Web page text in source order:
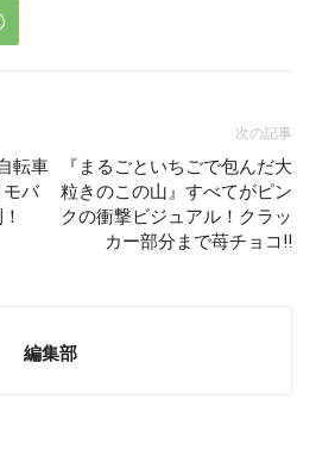
転車
バ
次の記事
『まるごといちごで包んだ大
粒きのこの山』すべてがピン
クの衝撃ビジュアル！クラッ
カー部分まで苺チョコ!!
編集部